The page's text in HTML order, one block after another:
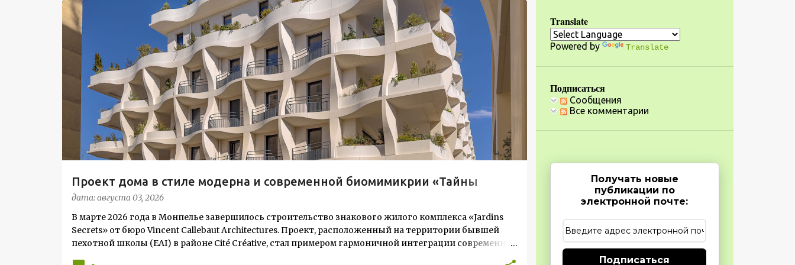
С
о
е
и
я
Проект дома в стиле модерна и современной биомимикрии «Тайны
Жардена»
дата:августа 03, 2026
ЖИЛОЙ КОМПЛЕКС
В марте 2026 года в Монпелье завершилось строительство знакового жилого комплекса «Jardins
Secrets» от бюро Vincent Callebaut Architectures. Проект, расположенный на территории бывшей
пехотной школы (EAI) в районе Cité Créative, стал примером гармоничной интеграции современной
Translate
Powered by Translate
Подписаться
Сообщения
Все комментарии
Получать новые
публикации по
электронной почте:
Подписаться